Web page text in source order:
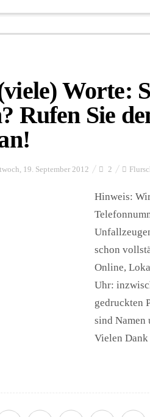
Worte:
Rufen Sie
19. September 2012 2
Hinweis:
schon
Online,
Uhr:
gedruckten
sind Namen
Vielen